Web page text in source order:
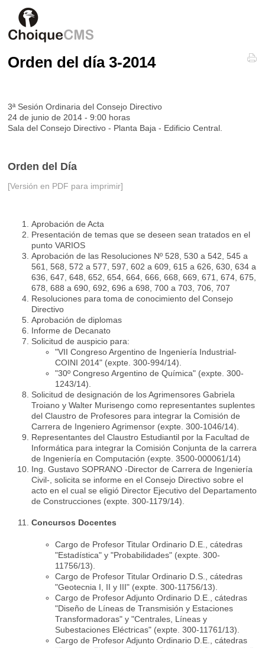
Orden del día 3-2014
3ª Sesión Ordinaria del Consejo Directivo
24 de junio de 2014 - 9:00 horas
Sala del Consejo Directivo - Planta Baja - Edificio Central.
Orden del Día
[Versión en PDF para imprimir]
Aprobación de Acta
Presentación de temas que se deseen sean tratados en el
punto VARIOS
Aprobación de las Resoluciones Nº 528, 530 a 542, 545 a
561, 568, 572 a 577, 597, 602 a 609, 615 a 626, 630, 634 a
636, 647, 648, 652, 654, 664, 666, 668, 669, 671, 674, 675,
678, 688 a 690, 692, 696 a 698, 700 a 703, 706, 707
Resoluciones para toma de conocimiento del Consejo
Directivo
Aprobación de diplomas
Informe de Decanato
Solicitud de auspicio para:
"VII Congreso Argentino de Ingeniería Industrial-
COINI 2014" (expte. 300-994/14).
"30º Congreso Argentino de Química" (expte. 300-
1243/14).
Solicitud de designación de los Agrimensores Gabriela
Troiano y Walter Murisengo como representantes suplentes
del Claustro de Profesores para integrar la Comisión de
Carrera de Ingeniero Agrimensor (expte. 300-1046/14).
Representantes del Claustro Estudiantil por la Facultad de
Informática para integrar la Comisión Conjunta de la carrera
de Ingeniería en Computación (expte. 3500-000061/14)
Ing. Gustavo SOPRANO -Director de Carrera de Ingeniería
Civil-, solicita se informe en el Consejo Directivo sobre el
acto en el cual se eligió Director Ejecutivo del Departamento
de Construcciones (expte. 300-1179/14).
Concursos Docentes
Cargo de Profesor Titular Ordinario D.E., cátedras
"Estadística" y "Probabilidades" (expte. 300-
11756/13).
Cargo de Profesor Titular Ordinario D.S., cátedras
"Geotecnia I, II y III" (expte. 300-11756/13).
Cargo de Profesor Adjunto Ordinario D.E., cátedras
"Diseño de Líneas de Transmisión y Estaciones
Transformadoras" y "Centrales, Líneas y
Subestaciones Eléctricas" (expte. 300-11761/13).
Cargo de Profesor Adjunto Ordinario D.E., cátedras